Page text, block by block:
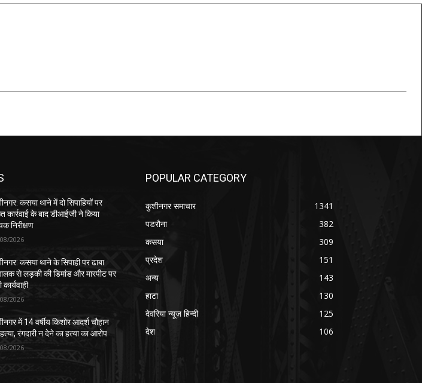
कसया थाने में दो सिपाहियों पर
कार्रवाई के बाद डीआईजी ने किया
निरीक्षण
2026
कसया थाने के सिपाही पर ढाबा
से लड़की की डिमांड और मारपीट पर
कार्यवाही
2026
में 14 वर्षीय किशोर आदर्श चौहान
रंगदारी न देने का हत्या का आरोप
2026
POPULAR CATEGORY
कुशीनगर समाचार
1341
पडरौना
382
कसया
309
प्रदेश
151
अन्य
143
हाटा
130
देवरिया न्यूज़ हिन्दी
125
देश
106